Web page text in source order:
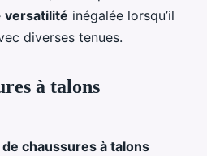
versatilité inégalée lorsqu’il
diverses tenues.
à talons
chaussures à talons